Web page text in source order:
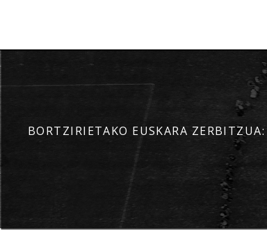
BORTZIRIETAKO EUSKARA ZERBITZUA: